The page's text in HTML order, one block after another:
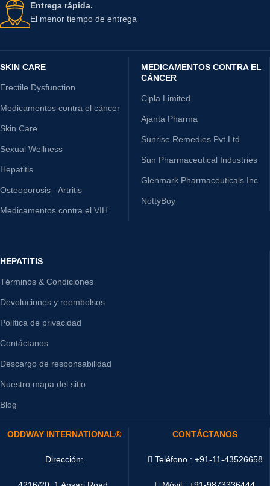
Entrega rápida.
El menor tiempo de entrega
SKIN CARE
Erectile Dysfunction
Medicamentos contra el cáncer
Skin Care
Sexual Wellness
Hepatitis
Osteoporosis - Artritis
Medicamentos contra el VIH
MEDICAMENTOS CONTRA EL
CÁNCER
Cipla Limited
Ajanta Pharma
Sunrise Remedies Pvt Ltd
Sun Pharmaceutical Industries
Glenmark Pharmaceuticals Inc
NottyBoy
HEPATITIS
Términos & Condiciones
Devoluciones y reembolsos
Política de privacidad
Contáctanos
Descargo de responsabilidad
Nuestro mapa del sitio
Blog
ODDWAY INTERNATIONAL®
Dirección:
CONTÁCTANOS
Teléfono : +91-11-43526658